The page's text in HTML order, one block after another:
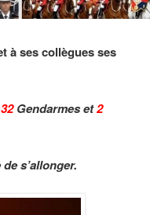
à ses collègues ses
32Gendarmes et2
s’allonger.